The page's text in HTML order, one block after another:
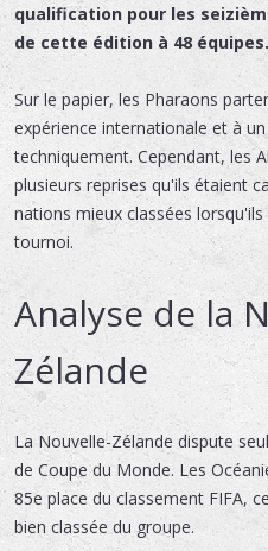
qualification pour les
de cette édition à 48 équipes.
Sur le papier, les Pharaons
expérience internationale et à
techniquement. Cependant, les
plusieurs reprises qu'ils étaient
nations mieux classées
tournoi.
Analyse de la
Zélande
La Nouvelle-Zélande dispute
de Coupe du Monde. Les
85e place du classement FIFA,
bien classée du groupe.